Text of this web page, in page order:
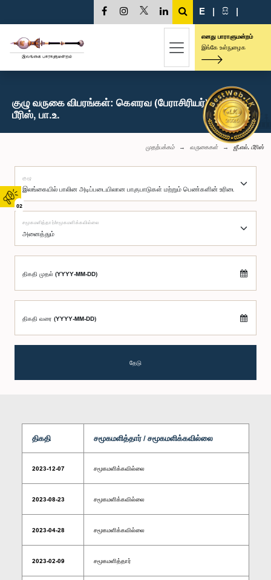
02
E | සි |
எனது பாராளுமன்றம்
இங்கே உள்நுழைக
குழு வருகை விபரங்கள்: கௌரவ (பேராசிரியர்) ஜீ.எல்.
பீரிஸ், பா.உ.
முதற்பக்கம் வருகைகள் ஜீ.எல். பீரிஸ்
குழு
சமூகமளித்தார்/சமூகமளிக்கவில்லை
திகதி முதல் (YYYY-MM-DD)
திகதி வரை (YYYY-MM-DD)
தேடு
திகதி சமூகமளித்தார் / சமூகமளிக்கவில்லை
2023-12-07 சமூகமளிக்கவில்லை
2023-08-23 சமூகமளிக்கவில்லை
2023-04-28 சமூகமளிக்கவில்லை
2023-02-09 சமூகமளித்தார்